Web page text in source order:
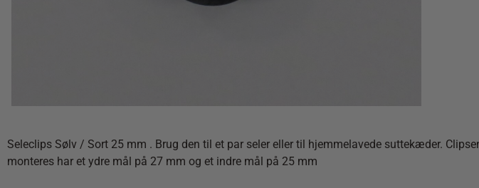
Seleclips Sølv / Sort 25 mm . Brug den til et par seler eller til hjemmelavede suttekæder.
monteres har et ydre mål på 27 mm og et indre mål på 25 mm